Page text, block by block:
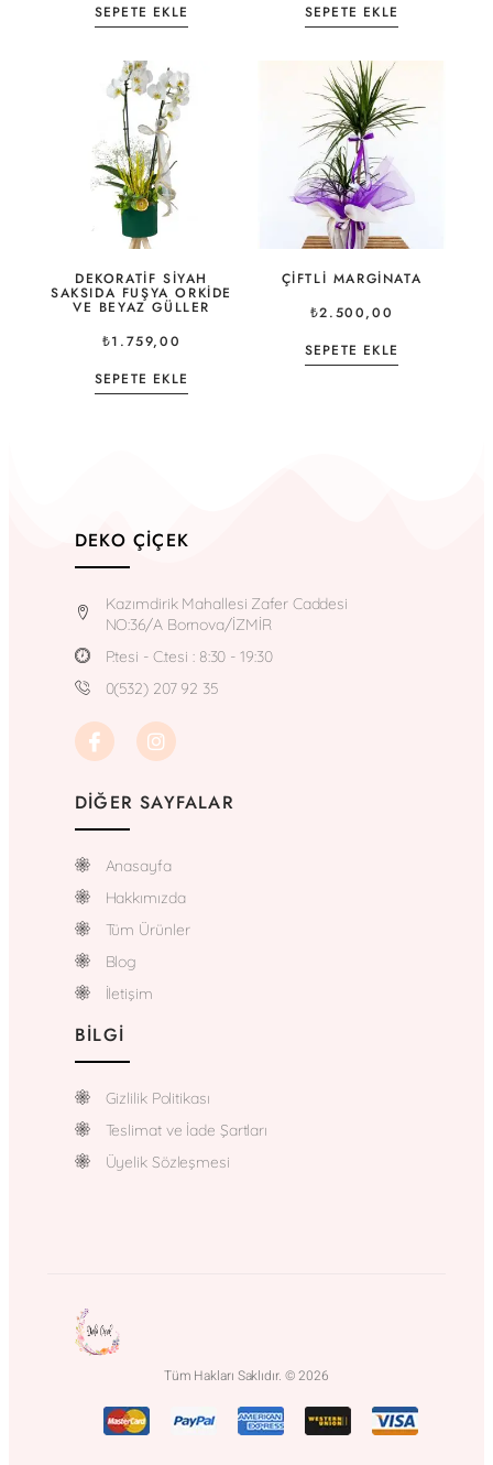
SEPETE EKLE
SEPETE EKLE
DEKORATIF SIYAH
SAKSIDA FUŞYA ORKIDE
VE BEYAZ GÜLLER
₺1.759,00
SEPETE EKLE
ÇIFTLI MARGINATA
₺2.500,00
SEPETE EKLE
DEKO ÇIÇEK
Kazımdirik Mahallesi Zafer Caddesi
NO:36/A Bornova/İZMİR
P.tesi - C.tesi : 8:30 - 19:30
0(532) 207 92 35
DIĞER SAYFALAR
Anasayfa
Hakkımızda
Tüm Ürünler
Blog
İletişim
BILGI
Gizlilik Politikası
Teslimat ve İade Şartları
Üyelik Sözleşmesi
Tüm Hakları Saklıdır. © 2026